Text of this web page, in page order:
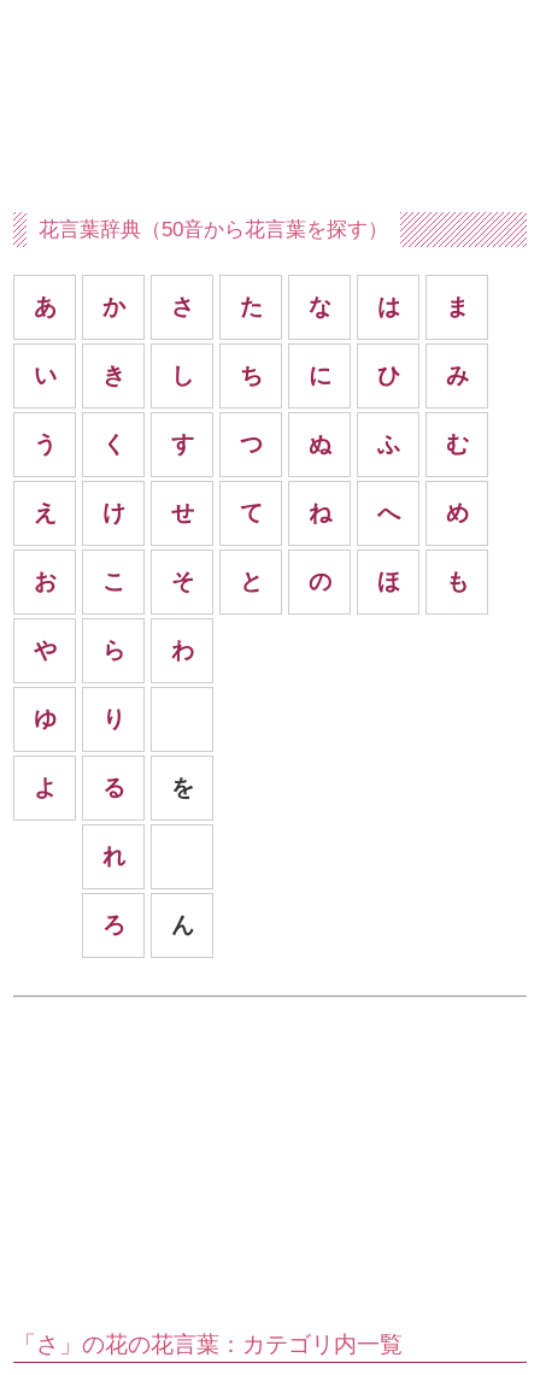
花言葉辞典（50音から花言葉を探す）
あ
い
う
え
お
か
き
く
け
こ
さ
し
す
せ
そ
た
ち
つ
て
と
な
に
ぬ
ね
の
は
ひ
ふ
へ
ほ
ま
み
む
め
も
や
ゆ
よ
ら
り
る
れ
ろ
わ
を
ん
「さ」の花の花言葉：カテゴリ内一覧